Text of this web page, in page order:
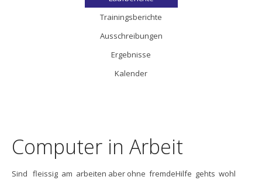
Trainingsberichte
Ausschreibungen
Ergebnisse
Kalender
Computer in Arbeit
Sind fleissig am arbeiten aber ohne fremdeHilfe gehts wohl